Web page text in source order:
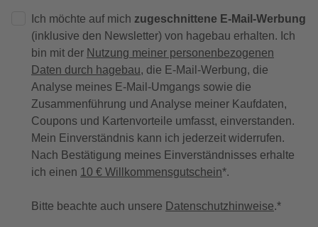
Ich möchte auf mich zugeschnittene E-Mail-Werbung
(inklusive den Newsletter) von hagebau erhalten. Ich
bin mit der Nutzung meiner personenbezogenen
Daten durch hagebau, die E-Mail-Werbung, die
Analyse meines E-Mail-Umgangs sowie die
Zusammenführung und Analyse meiner Kaufdaten,
Coupons und Kartenvorteile umfasst, einverstanden.
Mein Einverständnis kann ich jederzeit widerrufen.
Nach Bestätigung meines Einverständnisses erhalte
ich einen 10 € Willkommensgutschein*.
Bitte beachte auch unsere Datenschutzhinweise.